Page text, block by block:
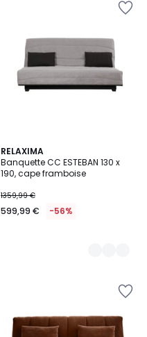
RELAXIMA
Banquette CC ESTEBAN 130 x
190, cape framboise
1359,99 €
599,99 € -56%
3
Couleurs